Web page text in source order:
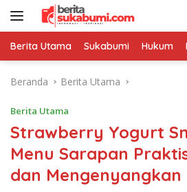
Langsung
Berita Utama Sukabumi Hukum
Beranda Berita Utama
Berita Utama
Strawberry Yogurt
Menu Sarapan
dan Mengenyangkan